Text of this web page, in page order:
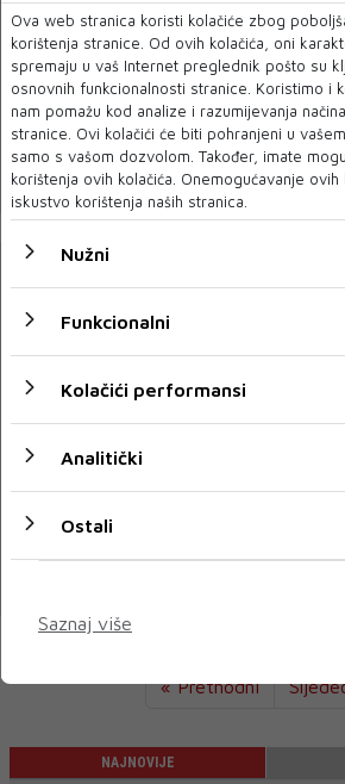
Blagaj bogatiji za turističku
'Visit Blagaj'
25 VELJ 2024
izgraditi Interkulturni centar
« Prethodni
NAJNOVIJE
Ova web stranica koristi kolačiće zbog
korištenja stranice. Od ovih kolačića, oni
spremaju u vaš Internet preglednik pošto su
osnovnih funkcionalnosti stranice. Koristimo i
nam pomažu kod analize i razumijevanja
stranice. Ovi kolačići će biti pohranjeni u
samo s vašom dozvolom. Također, imate
korištenja ovih kolačića. Onemogućavanje
iskustvo korištenja naših stranica.
Nužni
Funkcionalni
Kolačići performansi
Analitički
Ostali
Saznaj više